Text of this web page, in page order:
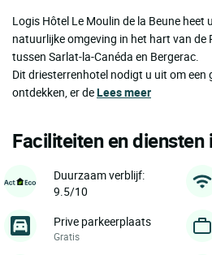
Logis Hôtel Le Moulin de la Beune heet
natuurlijke omgeving in het hart van de
tussen Sarlat-la-Canéda en Bergerac.
Dit driesterrenhotel nodigt u uit om een
ontdekken, er deLees meer
Faciliteiten en diensten
Duurzaam verblijf:
9.5/10
Prive parkeerplaats
Gratis